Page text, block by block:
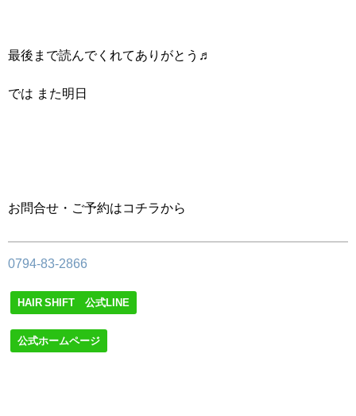
最後まで読んでくれてありがとう♬
では また明日
お問合せ・ご予約はコチラから
0794-83-2866
HAIR SHIFT 公式LINE
公式ホームページ